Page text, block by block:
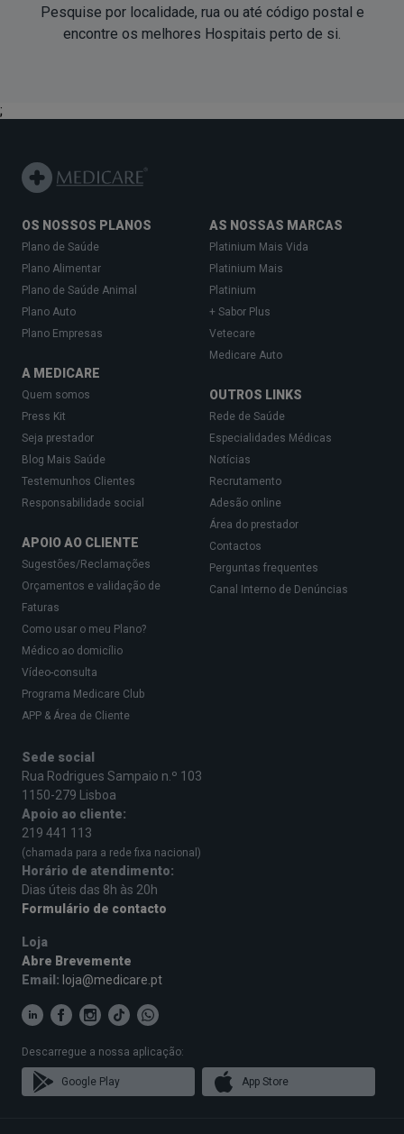
Pesquise por localidade, rua ou até código postal e
encontre os melhores Hospitais perto de si.
;
OS NOSSOS PLANOS
Plano de Saúde
Plano Alimentar
Plano de Saúde Animal
Plano Auto
Plano Empresas
A MEDICARE
Quem somos
Press Kit
Seja prestador
Blog Mais Saúde
Testemunhos Clientes
Responsabilidade social
APOIO AO CLIENTE
Sugestões/Reclamações
Orçamentos e validação de
Faturas
Como usar o meu Plano?
Médico ao domicílio
Vídeo-consulta
Programa Medicare Club
APP & Área de Cliente
AS NOSSAS MARCAS
Platinium Mais Vida
Platinium Mais
Platinium
+ Sabor Plus
Vetecare
Medicare Auto
OUTROS LINKS
Rede de Saúde
Especialidades Médicas
Notícias
Recrutamento
Adesão online
Área do prestador
Contactos
Perguntas frequentes
Canal Interno de Denúncias
Sede social
Rua Rodrigues Sampaio n.º 103
1150-279 Lisboa
Apoio ao cliente:
219 441 113
(chamada para a rede fixa nacional)
Horário de atendimento:
Dias úteis das 8h às 20h
Formulário de contacto
Loja
Abre Brevemente
Email: loja@medicare.pt
Descarregue a nossa aplicação:
Google Play App Store